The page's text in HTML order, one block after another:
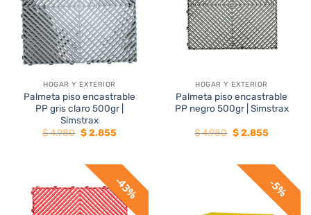
HOGAR Y EXTERIOR
Palmeta piso encastrable
PP gris claro 500gr |
Simstrax
$4.980 El
precio
$ 4.980.
$2.855El
$ 2.855.
HOGAR Y EXTERIOR
Palmeta piso encastrable
PP negro 500gr | Simstrax
$4.980 El
precio
$ 4.980.
$2.855El
$ 2.855.
43% 5%